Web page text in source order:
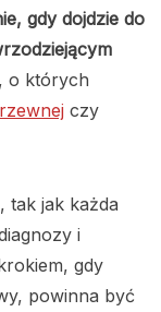
gdy dojdzie do
o których
czy
tak jak każda
i
gdy
powinna być